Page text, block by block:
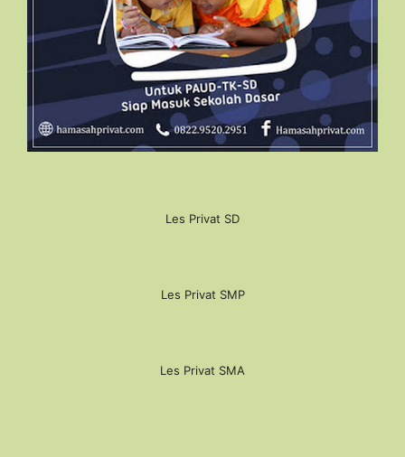
Les Privat SD
Les Privat SMP
Les Privat SMA